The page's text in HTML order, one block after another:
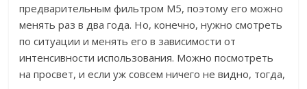
предварительным фильтром М5, поэтому его можно
менять раз в два года. Но, конечно, нужно смотреть
по ситуации и менять его в зависимости от
интенсивности использования. Можно посмотреть
на просвет, и если уж совсем ничего не видно, тогда,